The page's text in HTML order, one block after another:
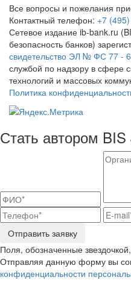
Все вопросы и пожелания
Контактный телефон: +7
Сетевое издание ib-bank.ru
безопасность банков)
свидетельство ЭЛ № ФС 77 -
службой по надзору в сфере
технологий и массовых
Политика
Стать автором BIS
Отправить заявку
Поля, обозначенные
Отправляя данную форму вы
конфиденциальности